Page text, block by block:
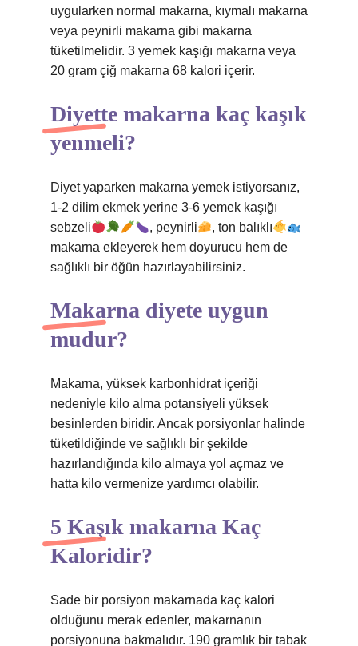
uygularken normal makarna, kıymalı makarna
veya peynirli makarna gibi makarna
tüketilmelidir. 3 yemek kaşığı makarna veya
20 gram çiğ makarna 68 kalori içerir.
Diyette makarna kaç kaşık
yenmeli?
Diyet yaparken makarna yemek istiyorsanız,
1-2 dilim ekmek yerine 3-6 yemek kaşığı
sebzeli
, peynirli
, ton balıklı
makarna ekleyerek hem doyurucu hem de
sağlıklı bir öğün hazırlayabilirsiniz.
Makarna diyete uygun
mudur?
Makarna, yüksek karbonhidrat içeriği
nedeniyle kilo alma potansiyeli yüksek
besinlerden biridir. Ancak porsiyonlar halinde
tüketildiğinde ve sağlıklı bir şekilde
hazırlandığında kilo almaya yol açmaz ve
hatta kilo vermenize yardımcı olabilir.
5 Kaşık makarna Kaç
Kaloridir?
Sade bir porsiyon makarnada kaç kalori
olduğunu merak edenler, makarnanın
porsiyonuna bakmalıdır. 190 gramlık bir tabak